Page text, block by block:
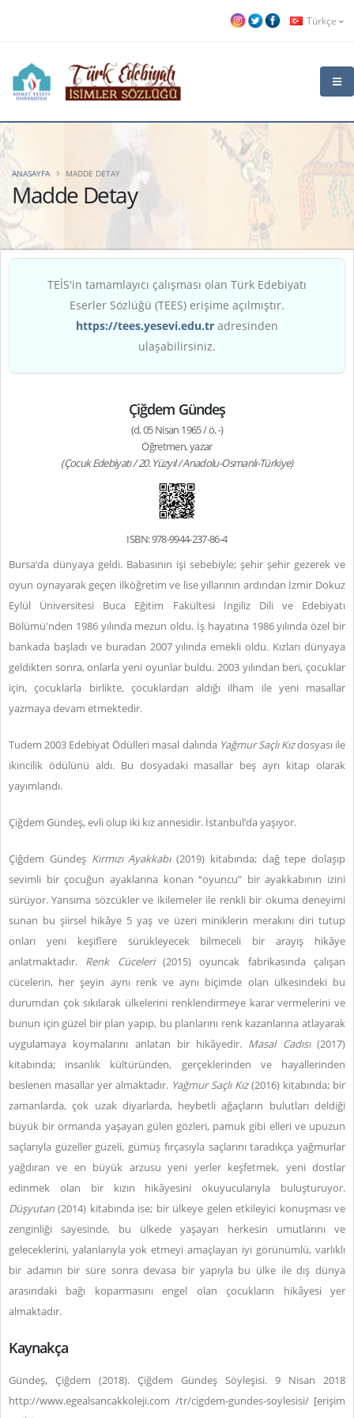
Türkçe
Madde Detay
ANASAYFA MADDE DETAY
TEİS'in tamamlayıcı çalışması olan Türk Edebiyatı
Eserler Sözlüğü (TEES) erişime açılmıştır.
https://tees.yesevi.edu.tr adresinden
ulaşabilirsiniz.
Çiğdem Gündeş
(d. 05 Nisan 1965 / ö. -)
Öğretmen, yazar
(Çocuk Edebiyatı / 20. Yüzyıl / Anadolu-Osmanlı-Türkiye)
ISBN: 978-9944-237-86-4
Bursa’da dünyaya geldi. Babasının işi sebebiyle; şehir şehir gezerek ve
oyun oynayarak geçen ilköğretim ve lise yıllarının ardından İzmir Dokuz
Eylül Üniversitesi Buca Eğitim Fakültesi İngiliz Dili ve Edebiyatı
Bölümü'nden 1986 yılında mezun oldu. İş hayatına 1986 yılında özel bir
bankada başladı ve buradan 2007 yılında emekli oldu. Kızları dünyaya
geldikten sonra, onlarla yeni oyunlar buldu. 2003 yılından beri, çocuklar
için, çocuklarla birlikte, çocuklardan aldığı ilham ile yeni masallar
yazmaya devam etmektedir.
Tudem 2003 Edebiyat Ödülleri masal dalında Yağmur Saçlı Kızdosyası ile
ikincilik ödülünü aldı. Bu dosyadaki masallar beş ayrı kitap olarak
yayımlandı.
Çiğdem Gündeş, evli olup iki kız annesidir. İstanbul’da yaşıyor.
Çiğdem Gündeş Kırmızı Ayakkabı (2019) kitabında; dağ tepe dolaşıp
sevimli bir çocuğun ayaklarına konan “oyuncu” bir ayakkabının izini
sürüyor. Yansıma sözcükler ve ikilemeler ile renkli bir okuma deneyimi
sunan bu şiirsel hikâye 5 yaş ve üzeri miniklerin merakını diri tutup
onları yeni keşiflere sürükleyecek bilmeceli bir arayış hikâye
anlatmaktadır. Renk Cüceleri(2015) oyuncak fabrikasında çalışan
cücelerin, her şeyin aynı renk ve aynı biçimde olan ülkesindeki bu
durumdan çok sıkılarak ülkelerini renklendirmeye karar vermelerini ve
bunun için güzel bir plan yapıp, bu planlarını renk kazanlarına atlayarak
uygulamaya koymalarını anlatan bir hikâyedir. Masal Cadısı(2017)
kitabında; insanlık kültüründen, gerçeklerinden ve hayallerinden
beslenen masallar yer almaktadır. Yağmur Saçlı Kız(2016) kitabında; bir
zamanlarda, çok uzak diyarlarda, heybetli ağaçların bulutları deldiği
büyük bir ormanda yaşayan gülen gözleri, pamuk gibi elleri ve upuzun
saçlarıyla güzeller güzeli, gümüş fırçasıyla saçlarını taradıkça yağmurlar
yağdıran ve en büyük arzusu yeni yerler keşfetmek, yeni dostlar
edinmek olan bir kızın hikâyesini okuyucularıyla buluşturuyor.
Düşyutan (2014) kitabında ise; bir ülkeye gelen etkileyici konuşması ve
zenginliği sayesinde, bu ülkede yaşayan herkesin umutlarını ve
geleceklerini, yalanlarıyla yok etmeyi amaçlayan iyi görünümlü, varlıklı
bir adamın bir süre sonra devasa bir yapıyla bu ülke ile dış dünya
arasındaki bağı koparmasını engel olan çocukların hikâyesi yer
almaktadır.
Kaynakça
Gündeş, Çiğdem (2018). Çiğdem Gündeş Söyleşisi. 9 Nisan 2018
http://www.egealsancakkoleji.com /tr/cigdem-gundes-soylesisi/ [erişim